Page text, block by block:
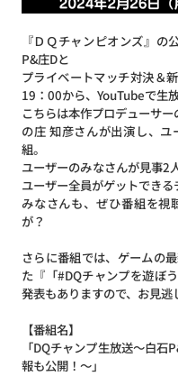
『ＤＱチャンピオンズ』
P&庄Dと
プライベートマッチ対決＆
19：00から、YouTubeで生
こちらは本作プロデューサ
の庄 知彦さんが出演し、
組。
ユーザーのみなさんが見事2
ユーザー全員がゲットできる
みなさんも、ぜひ番組を視
が？
さらに番組では、ゲームの
た『「#DQチャンプを遊ぼ
発表もありますので、お見逃
【番組名】
「DQチャンプ生放送～白
報も公開！～」